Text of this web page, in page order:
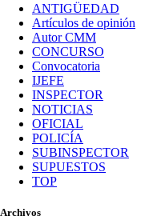
ANTIGÜEDAD
Artículos de opinión
Autor CMM
CONCURSO
Convocatoria
IJEFE
INSPECTOR
NOTICIAS
OFICIAL
POLICÍA
SUBINSPECTOR
SUPUESTOS
TOP
Archivos